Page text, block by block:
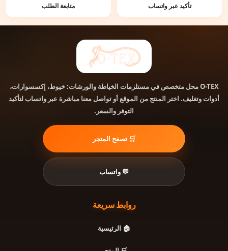
تأكيد عبر واتساب متابعة الطلب
O-TEXمحل متخصص في مستلزمات الخياطة والورشات: خيوط، إكسسوارات،
أدوات وتغليف. اختر المنتج من الموقع أو تواصل معنا مباشرة عبر واتساب لتأكيد
التوفر والسعر.
🛒 تصفح المتجر
💬 واتساب
روابط سريعة
🏠 الرئيسية